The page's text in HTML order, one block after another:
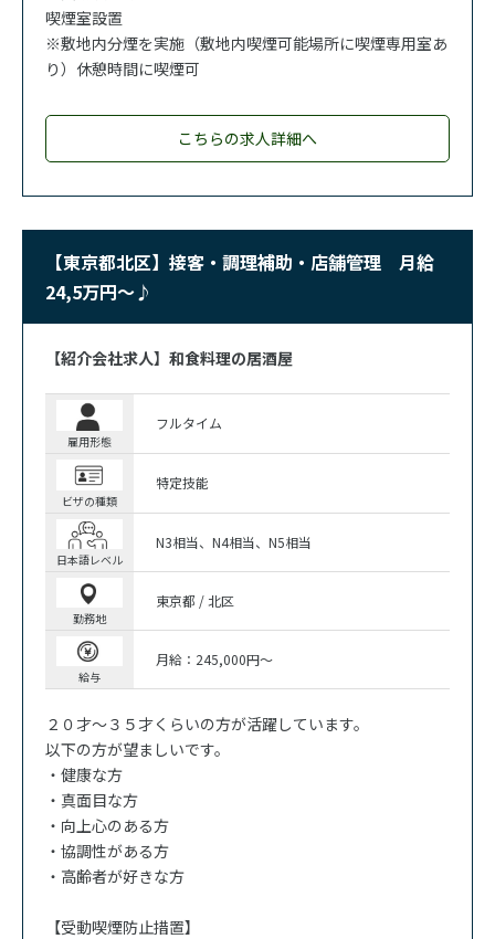
喫煙室設置
※敷地内分煙を実施（敷地内喫煙可能場所に喫煙専用室あ
り）休憩時間に喫煙可
こちらの求人詳細へ
【東京都北区】接客・調理補助・店舗管理 月給
24,5万円～♪
【紹介会社求人】和食料理の居酒屋
雇用形態
フルタイム
ビザの種類
特定技能
日本語レベル
N3相当 N4相当 N5相当
勤務地
東京都 / 北区
給与
月給：245,000円～
２０才～３５才くらいの方が活躍しています。
以下の方が望ましいです。
・健康な方
・真面目な方
・向上心のある方
・協調性がある方
・高齢者が好きな方
【受動喫煙防止措置】